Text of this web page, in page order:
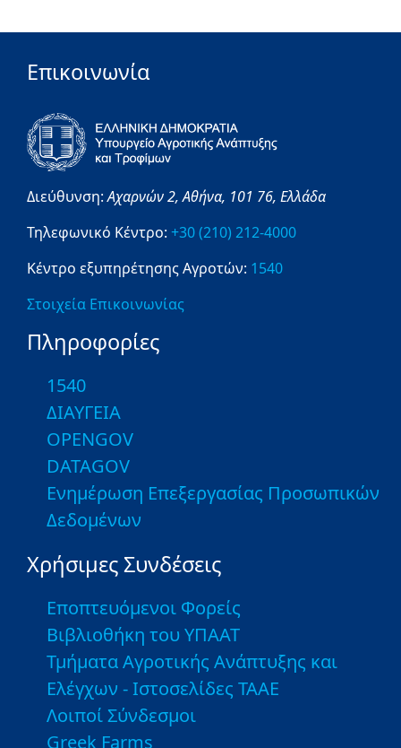
Επικοινωνία
Διεύθυνση:Αχαρνών 2,Αθήνα, 101 76, Ελλάδα
Τηλεφωνικό Κέντρο: +30 (210) 212-4000
Κέντρο εξυπηρέτησης Αγροτών: 1540
Στοιχεία Επικοινωνίας
Πληροφορίες
1540
ΔΙΑΥΓΕΙΑ
OPENGOV
DATAGOV
Ενημέρωση Επεξεργασίας Προσωπικών
Δεδομένων
Χρήσιμες Συνδέσεις
Εποπτευόμενοι Φορείς
Βιβλιοθήκη του ΥΠΑΑΤ
Τμήματα Αγροτικής Ανάπτυξης και
Ελέγχων - Ιστοσελίδες ΤΑΑΕ
Λοιποί Σύνδεσμοι
Greek Farms